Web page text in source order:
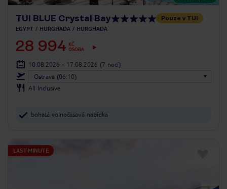
TUI BLUE Crystal Bay Pouze v TUI
EGYPT HURGHADA HURGHADA
28 994 KČ
OSOBA
10.08.2026 - 17.08.2026 (7 nocí)
Ostrava (06:10)
All Inclusive
bohatá volnočasová nabídka
LAST MINUTE